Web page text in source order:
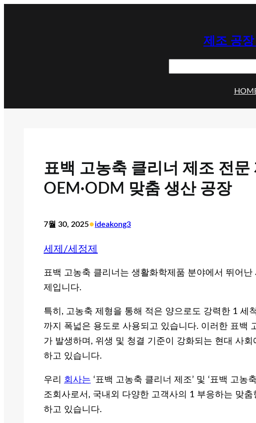
제조 공
표백 고농축 클리너 제조 전문
OEM·ODM 맞춤 생산 공장
7월 30, 2025•ideakong3
세제/세정제
표백 고농축 클리너는 생활화학제품 분야에서 뛰어
제입니다.
특히, 고농축 제형을 통해 적은 양으로도 강력한 1 세
까지 폭넓은 용도로 사용되고 있습니다. 이러한 표백
가 발생하며, 위생 및 청결 기준이 강화되는 현대 사
하고 있습니다.
우리 회사는 ‘표백 고농축 클리너 제조’ 및 ‘표백 고농
조회사로서, 국내외 다양한 고객사의 1 부응하는 맞
하고 있습니다.